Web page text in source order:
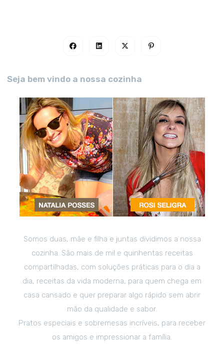
Seja bem vindo a nossa cozinha
Somos duas, mãe e filha e juntas dividimos a nossa
cozinha. São mais de mil e quinhentas receitas
compartilhadas, com soluções práticas para o dia a
dia, receitas da vida moderna, para quem chega em
casa cansado e quer preparar algo rápido sem abrir
mão da qualidade e sabor.
Pratos especiais e sobremesas incríveis, para receber
os amigos e impressionar a família.